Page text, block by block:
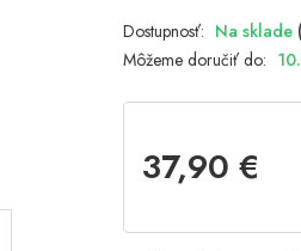
Na sklade
Môžeme doručiť do:
37,90 €
cena: